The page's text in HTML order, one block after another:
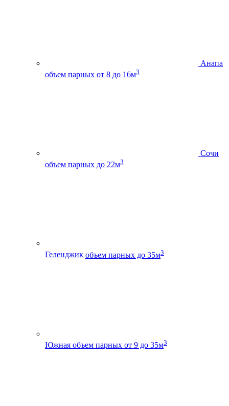
Анапа
объем парных от 8 до 16м3
Сочи
объем парных до 22м3
Геленджик объем парных до 35м3
Южная объем парных от 9 до 35м3